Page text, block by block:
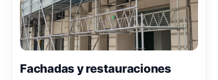
Fachadas y restauraciones